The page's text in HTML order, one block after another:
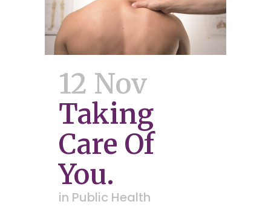
12 Nov
Taking
Care Of
You.
in Public Health